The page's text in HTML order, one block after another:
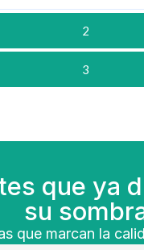
2
3
que ya
su
que marcan la